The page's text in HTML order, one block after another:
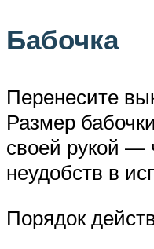
Бабочка
Перенесите
Размер
своей рукой —
неудобств в
Порядок